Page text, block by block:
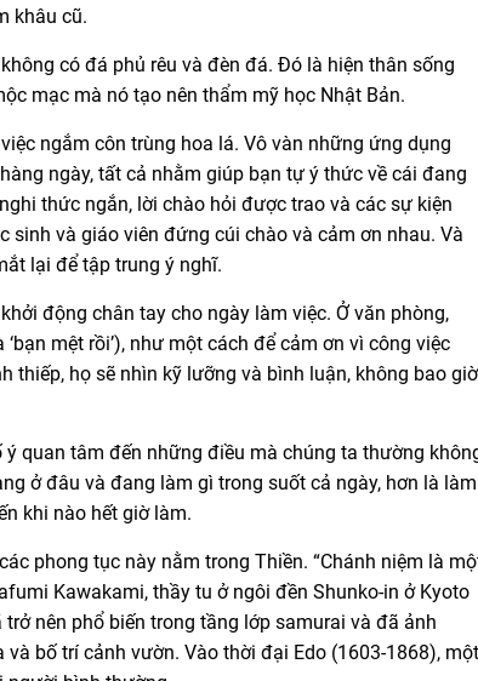
khâu cũ.
có đá phủ rêu và đèn đá. Đó là hiện thân sống
mạc mà nó tạo nên thẩm mỹ học Nhật Bản.
ngắm côn trùng hoa lá. Vô vàn những ứng dụng
ngày, tất cả nhằm giúp bạn tự ý thức về cái đang
thức ngắn, lời chào hỏi được trao và các sự kiện
và giáo viên đứng cúi chào và cảm ơn nhau. Và
lại để tập trung ý nghĩ.
động chân tay cho ngày làm việc. Ở văn phòng,
mệt rồi’), như một cách để cảm ơn vì công việc
thiếp, họ sẽ nhìn kỹ lưỡng và bình luận, không bao giờ
quan tâm đến những điều mà chúng ta thường
ở đâu và đang làm gì trong suốt cả ngày, hơn là làm
khi nào hết giờ làm.
phong tục này nằm trong Thiền. “Chánh niệm là
Kawakami, thầy tu ở ngôi đền Shunko-in ở Kyoto
nên phổ biến trong tầng lớp samurai và đã ảnh
bố trí cảnh vườn. Vào thời đại Edo (1603-1868), một